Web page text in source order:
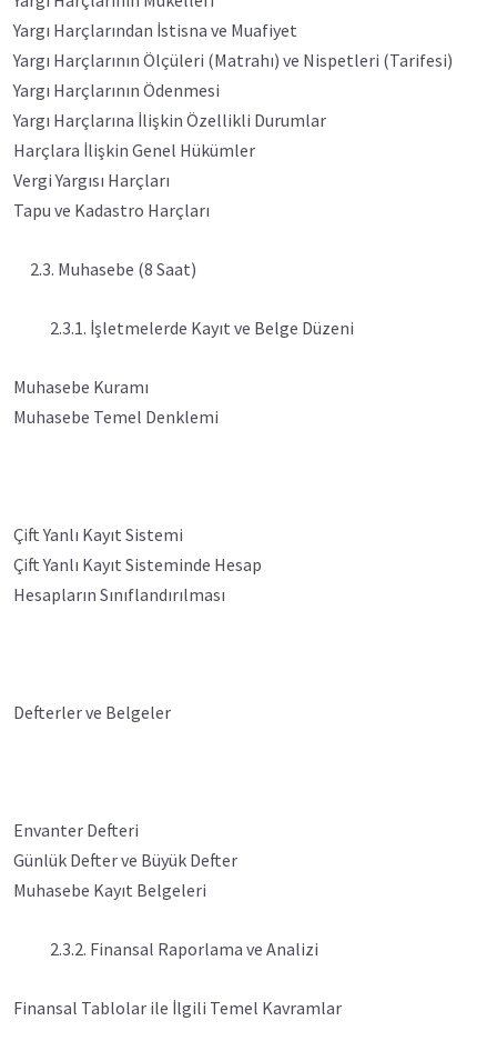
Yargı Harçlarından İstisna ve Muafiyet
Yargı Harçlarının Ölçüleri (Matrahı) ve Nispetleri (Tarifesi)
Yargı Harçlarının Ödenmesi
Yargı Harçlarına İlişkin Özellikli Durumlar
Harçlara İlişkin Genel Hükümler
Vergi Yargısı Harçları
Tapu ve Kadastro Harçları
2.3. Muhasebe (8 Saat)
2.3.1. İşletmelerde Kayıt ve Belge Düzeni
Muhasebe Kuramı
Muhasebe Temel Denklemi
Çift Yanlı Kayıt Sistemi
Çift Yanlı Kayıt Sisteminde Hesap
Hesapların Sınıflandırılması
Defterler ve Belgeler
Envanter Defteri
Günlük Defter ve Büyük Defter
Muhasebe Kayıt Belgeleri
2.3.2. Finansal Raporlama ve Analizi
Finansal Tablolar ile İlgili Temel Kavramlar